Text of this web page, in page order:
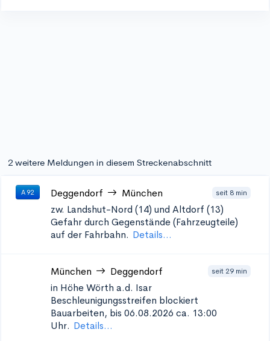
2 weitere Meldungen in diesem Streckenabschnitt
A 92 Deggendorf München seit 8 min
zw. Landshut-Nord (14) und Altdorf (13)
Gefahr durch Gegenstände (Fahrzeugteile)
auf der Fahrbahn. Details...
München Deggendorf seit 29 min
in Höhe Wörth a.d. Isar
Beschleunigungsstreifen blockiert
Bauarbeiten, bis 06.08.2026 ca. 13:00
Uhr. Details...